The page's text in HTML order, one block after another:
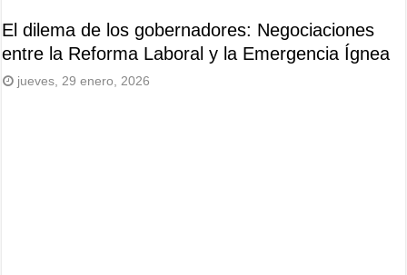
El dilema de los gobernadores: Negociaciones
entre la Reforma Laboral y la Emergencia Ígnea
jueves, 29 enero, 2026